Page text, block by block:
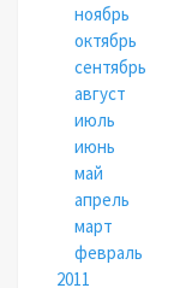
ноябрь
октябрь
сентябрь
август
июль
июнь
май
апрель
март
февраль
2011